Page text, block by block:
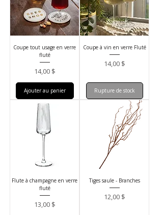
Coupe tout usage en verre
fluté
Prix
14,00 $
Ajouter au panier
Coupe à vin en verre Fluté
Prix
14,00 $
Rupture de stock
Flute à champagne en verre
fluté
Prix
13,00 $
Tiges saule - Branches
Prix
12,00 $